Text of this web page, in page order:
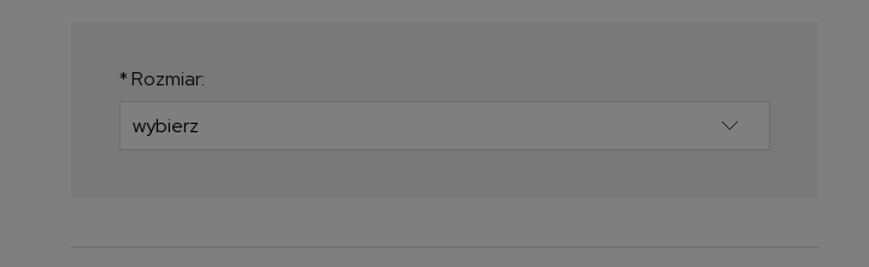
najniższa cena od momentu, kiedy
* Rozmiar: